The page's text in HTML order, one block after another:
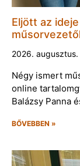
Eljött az
2026. augusztus.
Négy ismert
online
Balázsy Panna
BŐVEBBEN »